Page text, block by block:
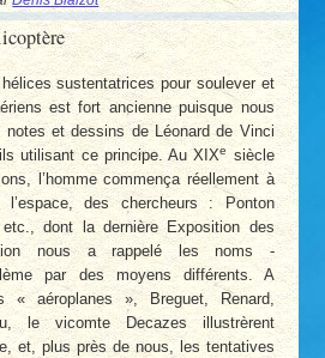
hélices sustentatrices pour soulever et
est fort ancienne puisque nous
et dessins de Léonard de Vinci
utilisant ce principe. Au XIXe
siècle
l’homme commença réellement à
l’espace, des chercheurs : Ponton
etc., dont la dernière Exposition des
nous a rappelé les noms -
par des moyens différents. A
« aéroplanes », Breguet, Renard,
le vicomte Decazes illustrèrent
et, plus près de nous, les tentatives